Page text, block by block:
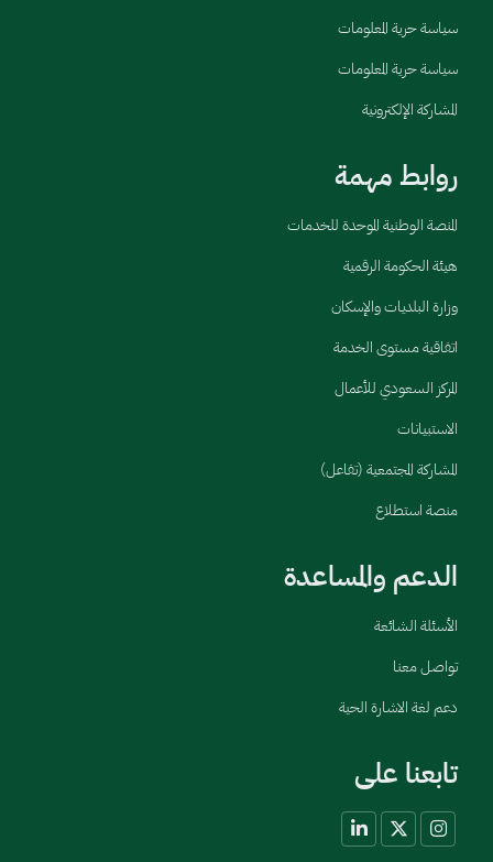
سياسة حرية المعلومات
سياسة حرية المعلومات
المشاركة الإلكترونية
روابط مهمة
المنصة الوطنية الموحدة للخدمات
هيئة الحكومة الرقمية
وزارة البلديات والإسكان
اتفاقية مستوى الخدمة
المركز السعودي للأعمال
الاستبيانات
المشاركة المجتمعية (تفاعل)
منصة استطلاع
الدعم والمساعدة
الأسئلة الشائعة
تواصل معنا
دعم لغة الاشارة الحية
تابعنا على